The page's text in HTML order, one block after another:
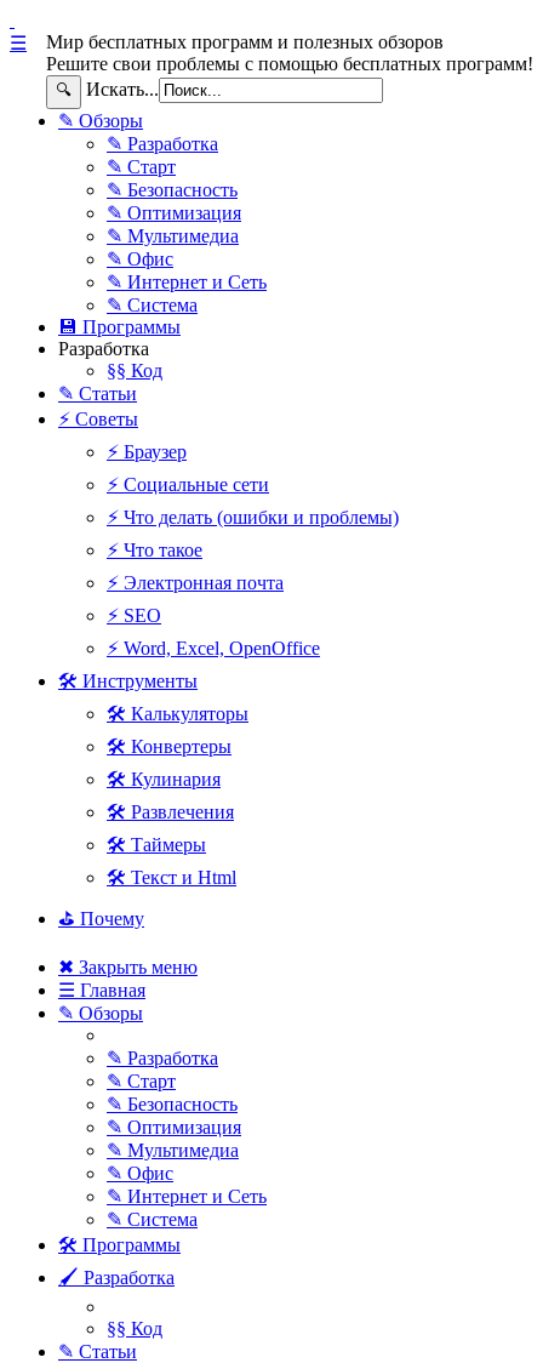
Мир бесплатных программ и полезных обзоров
Решите свои проблемы с помощью бесплатных программ!
🔍 Искать...
☰
✎ Обзоры
✎ Разработка
✎ Старт
✎ Безопасность
✎ Оптимизация
✎ Мультимедиа
✎ Офис
✎ Интернет и Сеть
✎ Система
💾 Программы
Разработка
§§ Код
✎ Статьи
⚡ Советы
⚡ Браузер
⚡ Социальные сети
⚡ Что делать (ошибки и проблемы)
⚡ Что такое
⚡ Электронная почта
⚡ SEO
⚡ Word, Excel, OpenOffice
🛠 Инструменты
🛠 Калькуляторы
🛠 Конвертеры
🛠 Кулинария
🛠 Развлечения
🛠 Таймеры
🛠 Текст и Html
⛳ Почему
✖ Закрыть меню
☰ Главная
✎ Обзоры
✎ Разработка
✎ Старт
✎ Безопасность
✎ Оптимизация
✎ Мультимедиа
✎ Офис
✎ Интернет и Сеть
✎ Система
🛠 Программы
🖌 Разработка
§§ Код
✎ Статьи